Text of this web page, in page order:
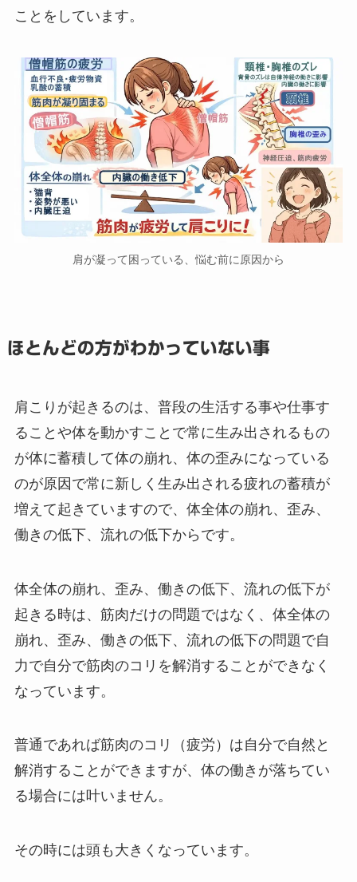
ことをしています。
肩が凝って困っている、悩む前に原因から
ほとんどの方がわかっていない事
肩こりが起きるのは、普段の生活する事や仕事す
ることや体を動かすことで常に生み出されるもの
が体に蓄積して体の崩れ、体の歪みになっている
のが原因で常に新しく生み出される疲れの蓄積が
増えて起きていますので、体全体の崩れ、歪み、
働きの低下、流れの低下からです。
体全体の崩れ、歪み、働きの低下、流れの低下が
起きる時は、筋肉だけの問題ではなく、体全体の
崩れ、歪み、働きの低下、流れの低下の問題で自
力で自分で筋肉のコリを解消することができなく
なっています。
普通であれば筋肉のコリ（疲労）は自分で自然と
解消することができますが、体の働きが落ちてい
る場合には叶いません。
その時には頭も大きくなっています。